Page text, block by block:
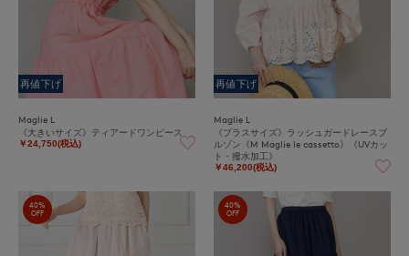
再値下げ
Maglie L
《大きいサイズ》ティアードワンピース
￥24,750(税込)
再値下げ
Maglie L
《プラスサイズ》ラッシュガードレースブ
ルゾン《M Maglie le cassetto》《UVカッ
ト・撥水加工》
￥46,200(税込)
40%
OFF
40%
OFF